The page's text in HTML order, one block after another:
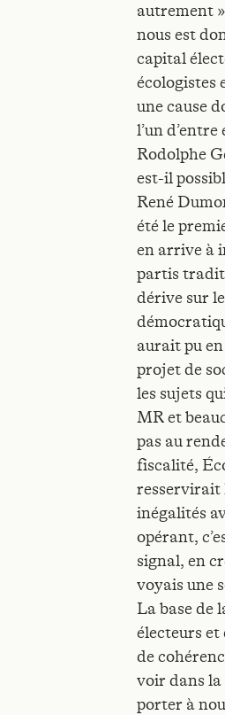
autrement
nous est
capital
écologistes
une cause
l’un
Rodolphe
est-il
René
été le
en arrive à
partis
dérive sur
aurait pu
projet de
les sujets
MR et
pas au
fiscalité,
resservirait
inégalités
opérant,
signal, en
voyais une
La base de
électeurs
de
voir dans la
porter à